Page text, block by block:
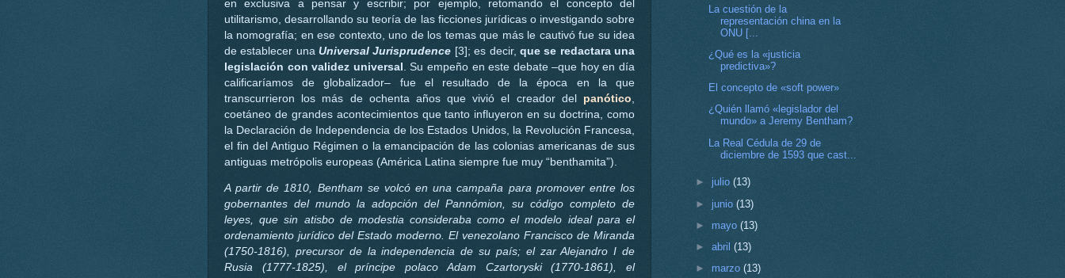
en exclusiva a pensar y escribir; por ejemplo, retomando el concepto del
utilitarismo, desarrollando su teoría de las ficciones jurídicas o investigando sobre
la nomografía; en ese contexto, uno de los temas que más le cautivó fue su idea
de establecer unaUniversal Jurisprudence [3]; es decir, que se redactara una
legislación con validez universal . Su empeño en este debate –que hoy en día
calificaríamos de globalizador– fue el resultado de la época en la que
transcurrieron los más de ochenta años que vivió el creador del panótico
coetáneo de grandes acontecimientos que tanto influyeron en su doctrina, como
la Declaración de Independencia de los Estados Unidos, la Revolución Francesa,
el fin del Antiguo Régimen o la emancipación de las colonias americanas de sus
antiguas metrópolis europeas (América Latina siempre fue muy “benthamita”).
A partir de 1810, Bentham se volcó en una campaña para promover entre los
gobernantes del mundo la adopción del Pannómion, su código completo de
leyes, que sin atisbo de modestia consideraba como el modelo ideal para el
ordenamiento jurídico del Estado moderno. El venezolano Francisco de Miranda
(1750-1816), precursor de la independencia de su país; el zar Alejandro I de
Rusia (1777-1825), el príncipe polaco Adam Czartoryski (1770-1861), el
La cuestión de la
representación china en la
ONU [...
¿Qué es la «justicia
predictiva»?
El concepto de «soft power»
¿Quién llamó «legislador del
mundo» a Jeremy Bentham?
La Real Cédula de 29 de
diciembre de 1593 que cast...
►julio(13)
►junio(13)
► mayo(13)
►abril(13)
►marzo(13)